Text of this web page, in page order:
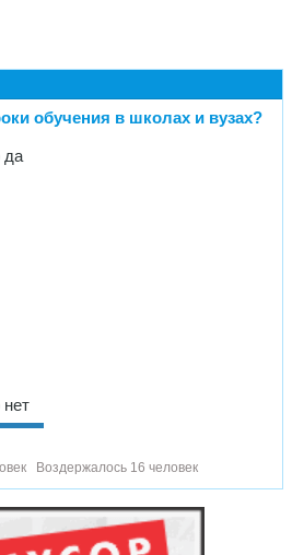
обучения в школах и вузах?
да
Воздержалось 16 человек